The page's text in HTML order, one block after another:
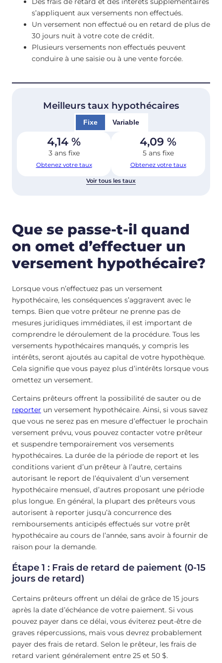
s’appliquent aux versements non effectués.
Un versement non effectué ou en retard de plus de
30 jours nuit à votre cote de crédit.
Plusieurs versements non effectués peuvent
conduire à une saisie ou à une vente forcée.
Meilleurs taux hypothécaires
Fixe Variable
4,14 %
3 ans fixe
Obtenez votre taux
4,09 %
5 ans fixe
Obtenez votre taux
Voir tous les taux
Que se passe-t-il quand
on omet d’effectuer un
versement hypothécaire?
Lorsque vous n’effectuez pas un versement
hypothécaire, les conséquences s’aggravent avec le
temps. Bien que votre prêteur ne prenne pas de
mesures juridiques immédiates, il est important de
comprendre le déroulement de la procédure. Tous les
versements hypothécaires manqués, y compris les
intérêts, seront ajoutés au capital de votre hypothèque.
Cela signifie que vous payez plus d’intérêts lorsque vous
omettez un versement.
Certains prêteurs offrent la possibilité de sauter ou de
reporter un versement hypothécaire. Ainsi, si vous savez
que vous ne serez pas en mesure d’effectuer le prochain
versement prévu, vous pouvez contacter votre prêteur
et suspendre temporairement vos versements
hypothécaires. La durée de la période de report et les
conditions varient d’un prêteur à l’autre, certains
autorisant le report de l’équivalent d’un versement
hypothécaire mensuel, d’autres proposant une période
plus longue. En général, la plupart des prêteurs vous
autorisent à reporter jusqu’à concurrence des
remboursements anticipés effectués sur votre prêt
hypothécaire au cours de l’année, sans avoir à fournir de
raison pour la demande.
Étape 1 : Frais de retard de paiement (0-15
jours de retard)
Certains prêteurs offrent un délai de grâce de 15 jours
après la date d’échéance de votre paiement. Si vous
pouvez payer dans ce délai, vous éviterez peut-être de
graves répercussions, mais vous devrez probablement
payer des frais de retard. Selon le prêteur, les frais de
retard varient généralement entre 25 et 50 $.